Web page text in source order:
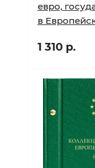
евро,
в
1 310 р.